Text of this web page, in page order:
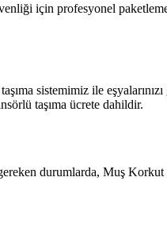
için profesyonel
sistemimiz ile
taşıma ücrete dahildir.
durumlarda, Muş